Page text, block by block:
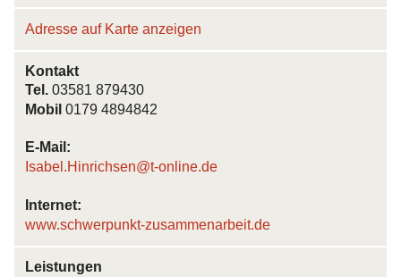
Adresse auf Karte anzeigen
Kontakt
Tel. 03581 879430
Mobil 0179 4894842
E-Mail:
Isabel.Hinrichsen@t-online.de
Internet:
www.schwerpunkt-zusammenarbeit.de
Leistungen